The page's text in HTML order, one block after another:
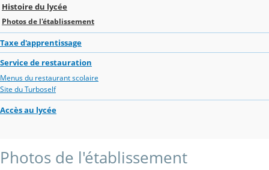
Histoire du lycée
Photos de l'établissement
Taxe d'apprentissage
Service de restauration
Menus du restaurant scolaire
Site du Turboself
Accès au lycée
Photos de l'établissement